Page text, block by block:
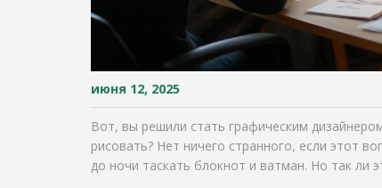
июня 12, 2025
Вот, вы решили стать графическим
рисовать? Нет ничего странного, если этот
до ночи таскать блокнот и ватман. Но так ли